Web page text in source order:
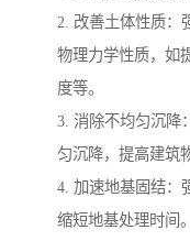
2. 改善土体性质：
物理力学性质，如
度等。
3. 消除不均匀沉降
匀沉降，提高建筑
4. 加速地基固结：
缩短地基处理时间。